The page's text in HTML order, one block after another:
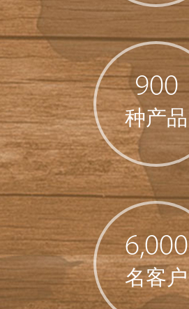
900
种产品
6,000
名客户